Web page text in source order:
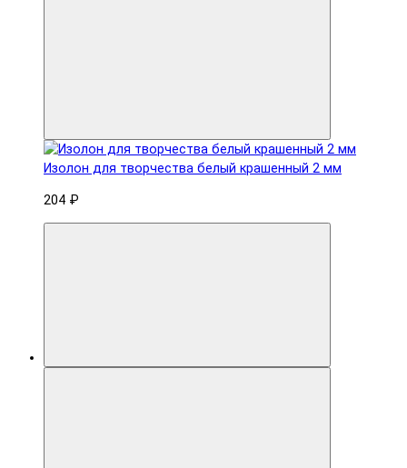
Изолон для творчества белый крашенный 2 мм
204 ₽